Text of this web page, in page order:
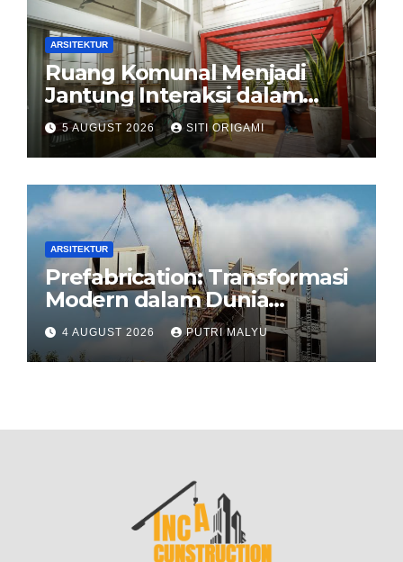
ARSITEKTUR
Ruang Komunal Menjadi
Jantung Interaksi dalam
Perancangan Arsitektur
Modern
5 AUGUST 2026 SITI ORIGAMI
ARSITEKTUR
Prefabrication: Transformasi
Modern dalam Dunia
Konstruksi
4 AUGUST 2026 PUTRI MALYU